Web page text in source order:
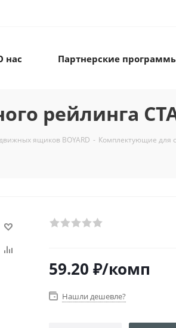
нас Партнерские
рейлинга
ящиков BOYARD - Комплектующие для
59.20 ₽/комп
Нашли дешевле?